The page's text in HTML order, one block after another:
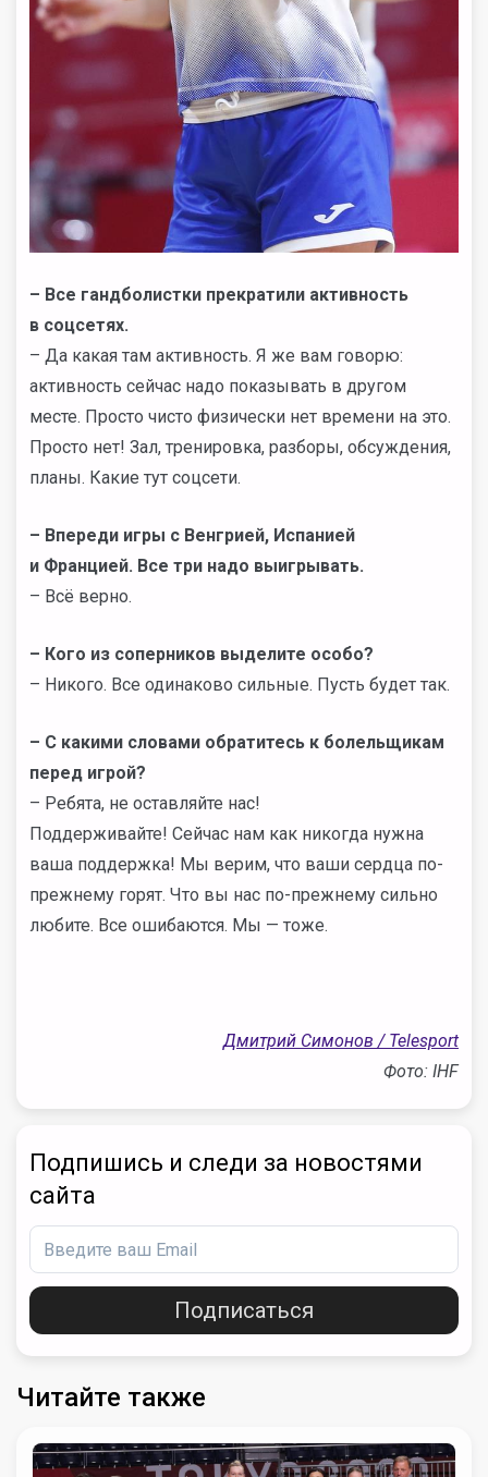
– Все гандболистки прекратили активность
в соцсетях.
– Да какая там активность. Я же вам говорю:
активность сейчас надо показывать в другом
месте. Просто чисто физически нет времени на это.
Просто нет! Зал, тренировка, разборы, обсуждения,
планы. Какие тут соцсети.
– Впереди игры с Венгрией, Испанией
и Францией. Все три надо выигрывать.
– Всё верно.
– Кого из соперников выделите особо?
– Никого. Все одинаково сильные. Пусть будет так.
– С какими словами обратитесь к болельщикам
перед игрой?
– Ребята, не оставляйте нас!
Поддерживайте! Сейчас нам как никогда нужна
ваша поддержка! Мы верим, что ваши сердца по-
прежнему горят. Что вы нас по-прежнему сильно
любите. Все ошибаются. Мы — тоже.
Дмитрий Симонов / Telesport
Фото: IHF
Подпишись и следи за новостями
сайта
Подписаться
Читайте также